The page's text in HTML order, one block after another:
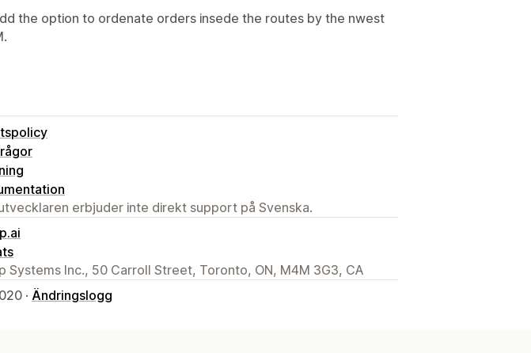
the option to ordenate orders insede the routes by the nwest
erbjuder inte direkt support på Svenska.
Systems Inc., 50 Carroll Street, Toronto, ON, M4M 3G3, CA
· Ändringslogg